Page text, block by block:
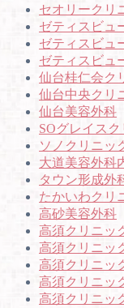
セオリークリ
ゼティスビュ
ゼティスビュ
ゼティスビュ
仙台桂仁会ク
仙台中央クリ
仙台美容外科
SOグレイス
ソノクリニッ
大道美容外科
タウン形成外
たかいわクリ
高砂美容外科
高須クリニッ
高須クリニッ
高須クリニッ
高須クリニッ
高須クリニッ